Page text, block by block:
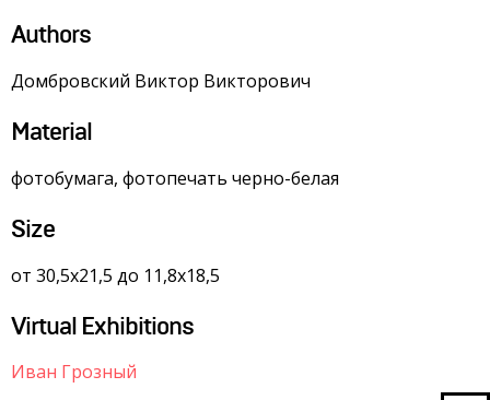
Authors
Домбровский Виктор Викторович
Material
фотобумага, фотопечать черно-белая
Size
от 30,5х21,5 до 11,8х18,5
Virtual Exhibitions
Иван Грозный